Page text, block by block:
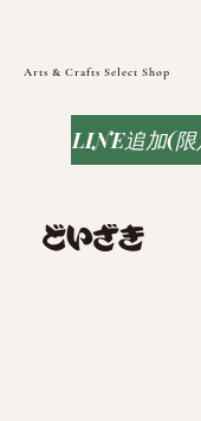
Arts & Crafts Select Shop